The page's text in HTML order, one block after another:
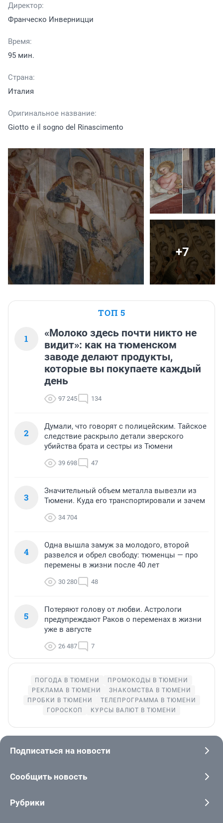
Директор:
Франческо Инверницци
Время:
95 мин.
Страна:
Италия
Оригинальное название:
Giotto e il sogno del Rinascimento
+7
ТОП 5
1
«Молоко здесь почти никто не
видит»: как на тюменском
заводе делают продукты,
которые вы покупаете каждый
день
97 245 134
2
Думали, что говорят с полицейским. Тайское
следствие раскрыло детали зверского
убийства брата и сестры из Тюмени
39 698 47
3
Значительный объем металла вывезли из
Тюмени. Куда его транспортировали и зачем
34 704
4
Одна вышла замуж за молодого, второй
развелся и обрел свободу: тюменцы — про
перемены в жизни после 40 лет
30 280 48
5
Потеряют голову от любви. Астрологи
предупреждают Раков о переменах в жизни
уже в августе
26 487 7
ПОГОДА В ТЮМЕНИ
ПРОМОКОДЫ В ТЮМЕНИ
РЕКЛАМА В ТЮМЕНИ
ЗНАКОМСТВА В ТЮМЕНИ
ПРОБКИ В ТЮМЕНИ
ТЕЛЕПРОГРАММА В ТЮМЕНИ
ГОРОСКОП
КУРСЫ ВАЛЮТ В ТЮМЕНИ
Подписаться на новости
Сообщить новость
Рубрики